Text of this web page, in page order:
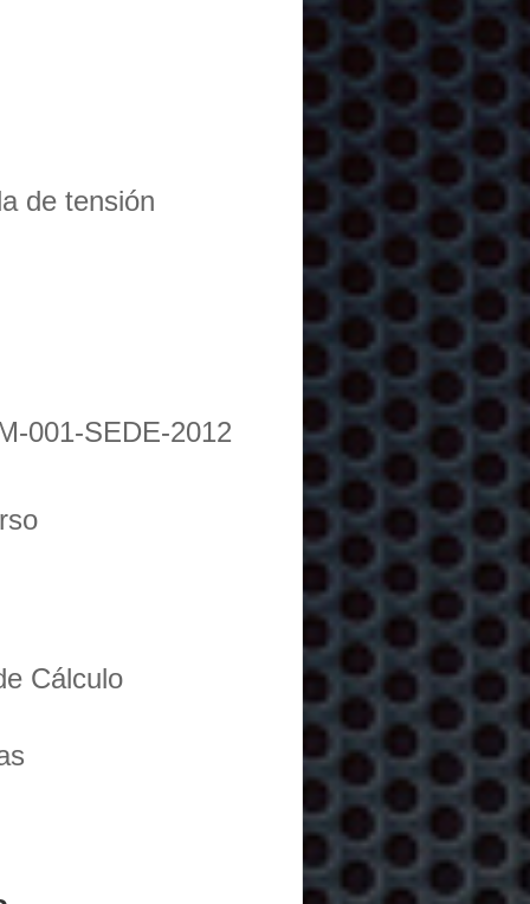
de tensión
001-SEDE-2012
Cálculo